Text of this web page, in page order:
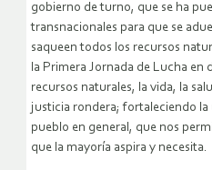
gobierno de turno, que se ha
transnacionales para que se
saqueen todos los recursos
la Primera Jornada de Lucha en
recursos naturales, la vida, la
justicia rondera; fortaleciendo la
pueblo en general, que nos
que la mayoría aspira y necesita.